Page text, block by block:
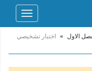
Toggle
الاول »
اختبار تشخيصي